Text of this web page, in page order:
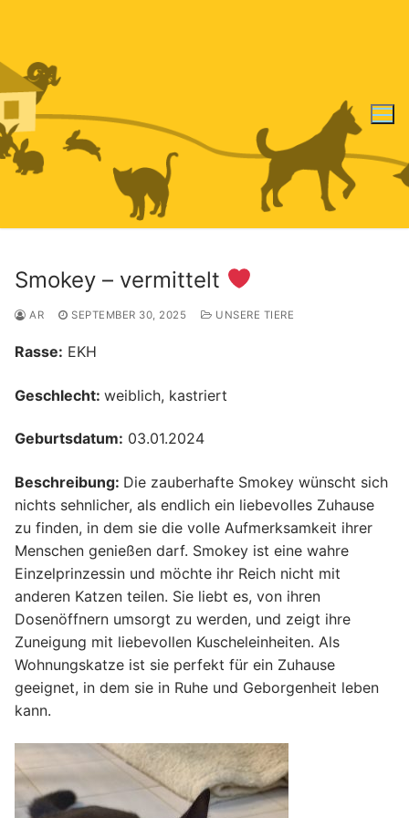
Smokey – vermittelt
AR SEPTEMBER 30, 2025 UNSERE TIERE
Rasse: EKH
Geschlecht: weiblich, kastriert
Geburtsdatum: 03.01.2024
Beschreibung: Die zauberhafte Smokey wünscht sich
nichts sehnlicher, als endlich ein liebevolles Zuhause
zu finden, in dem sie die volle Aufmerksamkeit ihrer
Menschen genießen darf. Smokey ist eine wahre
Einzelprinzessin und möchte ihr Reich nicht mit
anderen Katzen teilen. Sie liebt es, von ihren
Dosenöffnern umsorgt zu werden, und zeigt ihre
Zuneigung mit liebevollen Kuscheleinheiten. Als
Wohnungskatze ist sie perfekt für ein Zuhause
geeignet, in dem sie in Ruhe und Geborgenheit leben
kann.